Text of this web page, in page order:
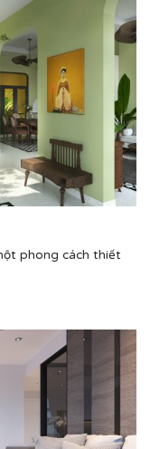
phong cách thiết